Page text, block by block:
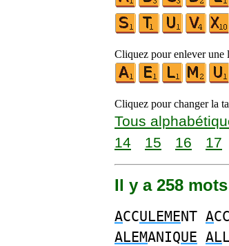
Cliquez pour enlever une
Cliquez pour changer la
Tous
14
15 16 17
Il y a 258
ACCULEMENT ACC
ALEMANIQUE AL